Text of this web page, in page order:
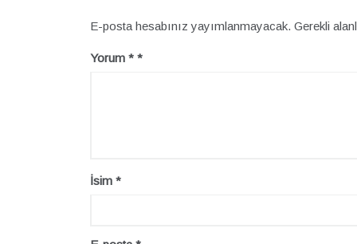
E-posta hesabınız yayımlanmayacak. Gerekli
Yorum *
İsim *